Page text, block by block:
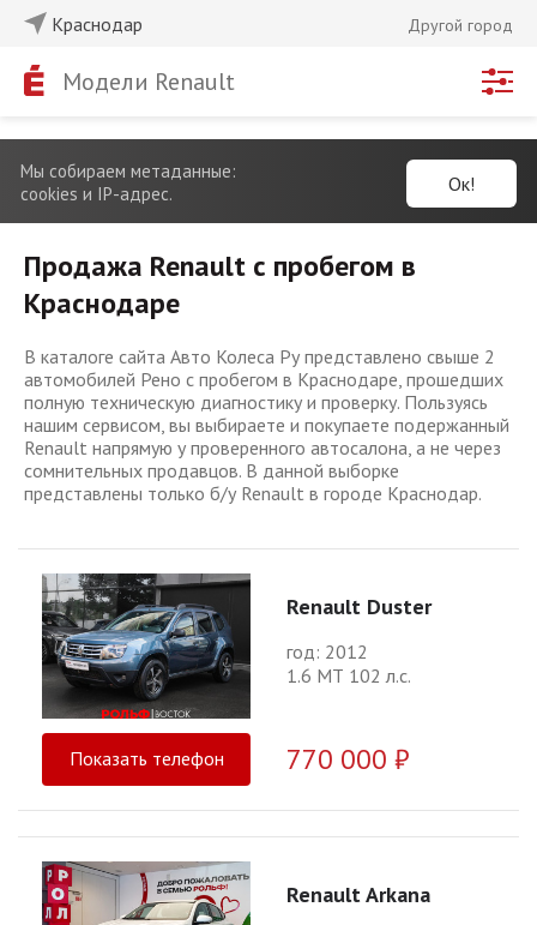
Краснодар Другой город
Модели Renault
Мы собираем метаданные:
cookies и IP-адрес.
Ок!
Продажа Renault с пробегом в
Краснодаре
В каталоге сайта Авто Колеса Ру представлено свыше 2
автомобилей Рено с пробегом в Краснодаре, прошедших
полную техническую диагностику и проверку. Пользуясь
нашим сервисом, вы выбираете и покупаете подержанный
Renault напрямую у проверенного автосалона, а не через
сомнительных продавцов. В данной выборке
представлены только б/у Renault в городе Краснодар.
Renault Duster
год: 2012
1.6 МТ 102 л.с.
Показать телефон 770 000 ₽
Renault Arkana